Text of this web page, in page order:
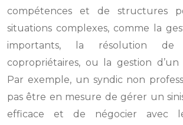
compétences et de structures
situations complexes, comme la
importants, la résolution de
copropriétaires, ou la gestion d’un
Par exemple, un syndic non
pas être en mesure de gérer un
efficace et de négocier avec